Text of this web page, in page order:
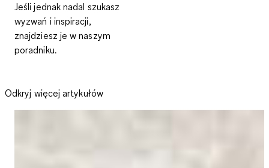
Jeśli jednak nadal szukasz
wyzwań i inspiracji,
znajdziesz je w naszym
poradniku.
Odkryj więcej artykułów